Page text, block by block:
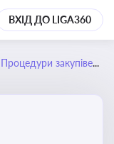
ВХІД ДО LIGA360
Процедури закупівель